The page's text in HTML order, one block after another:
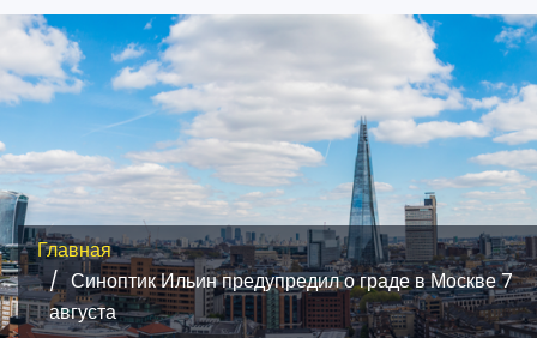
Главная
Синоптик Ильин предупредил о граде в Москве 7
августа